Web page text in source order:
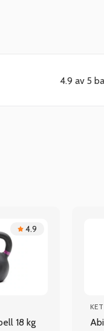
4.9 av 5
4.9
18 kg